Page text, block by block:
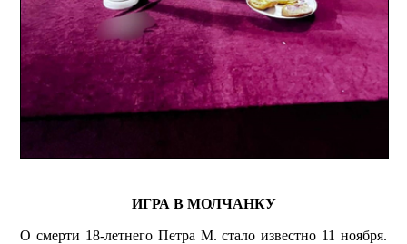
ИГРА В МОЛЧАНКУ
О смерти 18-летнего Петра М. стало известно 11 ноября.